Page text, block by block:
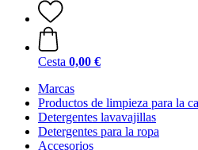
Cesta 0,00 €
Marcas
Productos de limpieza para la
Detergentes lavavajillas
Detergentes para la ropa
Accesorios